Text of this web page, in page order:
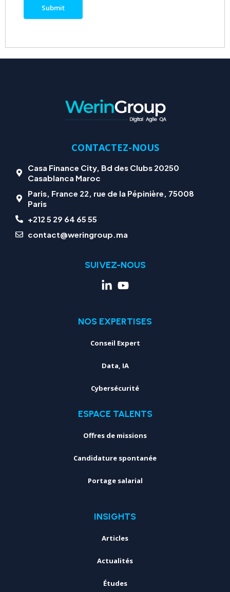
CONTACTEZ-NOUS
Casa Finance City, Bd des Clubs 20250
Casablanca Maroc
Paris, France 22, rue de la Pépinière, 75008
Paris
+212 5 29 64 65 55
contact@weringroup.ma
SUIVEZ-NOUS
NOS EXPERTISES
Conseil Expert
Data, IA
Cybersécurité
ESPACE TALENTS
Offres de missions
Candidature spontanée
Portage salarial
INSIGHTS
Articles
Actualités
Études